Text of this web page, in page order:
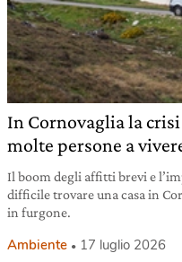
In Cornovaglia la
molte persone a
Il boom degli affitti brevi e
difficile trovare una casa in
in furgone.
Ambiente 17 luglio 2026